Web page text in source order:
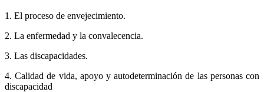
1. El proceso de envejecimiento.
2. La enfermedad y la convalecencia.
3. Las discapacidades.
4. Calidad de vida, apoyo y autodeterminación de las personas con
discapacidad